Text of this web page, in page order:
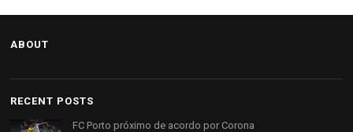
ABOUT
RECENT POSTS
FC Porto próximo de acordo por Corona